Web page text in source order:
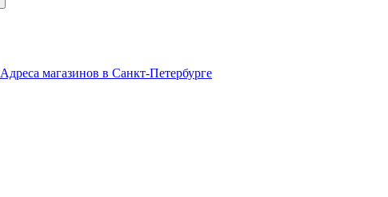
Aдреса магазинов в Санкт-Петербурге